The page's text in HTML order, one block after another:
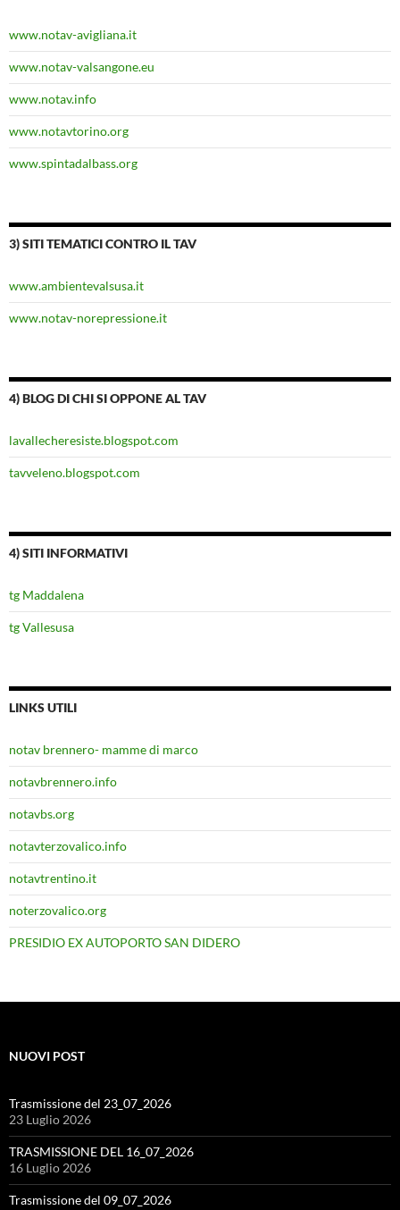
www.notav-avigliana.it
www.notav-valsangone.eu
www.notav.info
www.notavtorino.org
www.spintadalbass.org
3) SITI TEMATICI CONTRO IL TAV
www.ambientevalsusa.it
www.notav-norepressione.it
4) BLOG DI CHI SI OPPONE AL TAV
lavallecheresiste.blogspot.com
tavveleno.blogspot.com
4) SITI INFORMATIVI
tg Maddalena
tg Vallesusa
LINKS UTILI
notav brennero- mamme di marco
notavbrennero.info
notavbs.org
notavterzovalico.info
notavtrentino.it
noterzovalico.org
PRESIDIO EX AUTOPORTO SAN DIDERO
NUOVI POST
Trasmissione del 23_07_2026
23 Luglio 2026
TRASMISSIONE DEL 16_07_2026
16 Luglio 2026
Trasmissione del 09_07_2026